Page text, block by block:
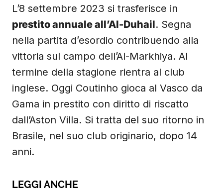
L’8 settembre 2023 si trasferisce in
prestito annuale all’Al-Duhail. Segna
nella partita d’esordio contribuendo alla
vittoria sul campo dell’Al-Markhiya. Al
termine della stagione rientra al club
inglese. Oggi Coutinho gioca al Vasco da
Gama in prestito con diritto di riscatto
dall’Aston Villa. Si tratta del suo ritorno in
Brasile, nel suo club originario, dopo 14
anni.
LEGGI ANCHE